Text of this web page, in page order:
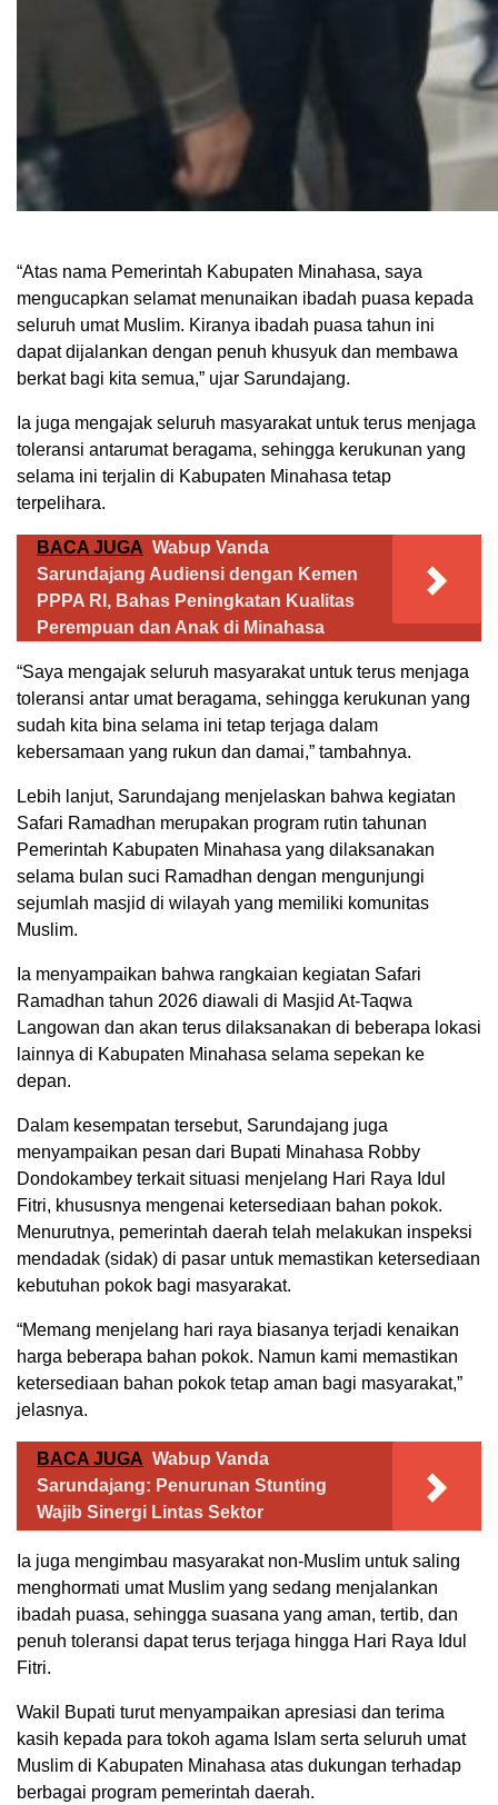
“Atas nama Pemerintah Kabupaten Minahasa, saya
mengucapkan selamat menunaikan ibadah puasa kepada
seluruh umat Muslim. Kiranya ibadah puasa tahun ini
dapat dijalankan dengan penuh khusyuk dan membawa
berkat bagi kita semua,” ujar Sarundajang.
Ia juga mengajak seluruh masyarakat untuk terus menjaga
toleransi antarumat beragama, sehingga kerukunan yang
selama ini terjalin di Kabupaten Minahasa tetap
terpelihara.
BACA JUGA Wabup Vanda
Sarundajang Audiensi dengan Kemen
PPPA RI, Bahas Peningkatan Kualitas
Perempuan dan Anak di Minahasa
“Saya mengajak seluruh masyarakat untuk terus menjaga
toleransi antar umat beragama, sehingga kerukunan yang
sudah kita bina selama ini tetap terjaga dalam
kebersamaan yang rukun dan damai,” tambahnya.
Lebih lanjut, Sarundajang menjelaskan bahwa kegiatan
Safari Ramadhan merupakan program rutin tahunan
Pemerintah Kabupaten Minahasa yang dilaksanakan
selama bulan suci Ramadhan dengan mengunjungi
sejumlah masjid di wilayah yang memiliki komunitas
Muslim.
Ia menyampaikan bahwa rangkaian kegiatan Safari
Ramadhan tahun 2026 diawali di Masjid At-Taqwa
Langowan dan akan terus dilaksanakan di beberapa lokasi
lainnya di Kabupaten Minahasa selama sepekan ke
depan.
Dalam kesempatan tersebut, Sarundajang juga
menyampaikan pesan dari Bupati Minahasa Robby
Dondokambey terkait situasi menjelang Hari Raya Idul
Fitri, khususnya mengenai ketersediaan bahan pokok.
Menurutnya, pemerintah daerah telah melakukan inspeksi
mendadak (sidak) di pasar untuk memastikan ketersediaan
kebutuhan pokok bagi masyarakat.
“Memang menjelang hari raya biasanya terjadi kenaikan
harga beberapa bahan pokok. Namun kami memastikan
ketersediaan bahan pokok tetap aman bagi masyarakat,”
jelasnya.
BACA JUGA Wabup Vanda
Sarundajang: Penurunan Stunting
Wajib Sinergi Lintas Sektor
Ia juga mengimbau masyarakat non-Muslim untuk saling
menghormati umat Muslim yang sedang menjalankan
ibadah puasa, sehingga suasana yang aman, tertib, dan
penuh toleransi dapat terus terjaga hingga Hari Raya Idul
Fitri.
Wakil Bupati turut menyampaikan apresiasi dan terima
kasih kepada para tokoh agama Islam serta seluruh umat
Muslim di Kabupaten Minahasa atas dukungan terhadap
berbagai program pemerintah daerah.